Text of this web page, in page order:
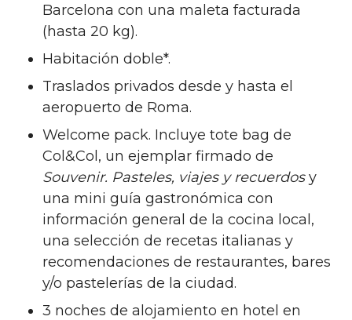
Barcelona con una maleta facturada
(hasta 20 kg).
Habitación doble*.
Traslados privados desde y hasta el
aeropuerto de Roma.
Welcome pack. Incluye tote bag de
Col&Col, un ejemplar firmado de
Souvenir. Pasteles, viajes y recuerdosy
una mini guía gastronómica con
información general de la cocina local,
una selección de recetas italianas y
recomendaciones de restaurantes, bares
y/o pastelerías de la ciudad.
3 noches de alojamiento en hotel en